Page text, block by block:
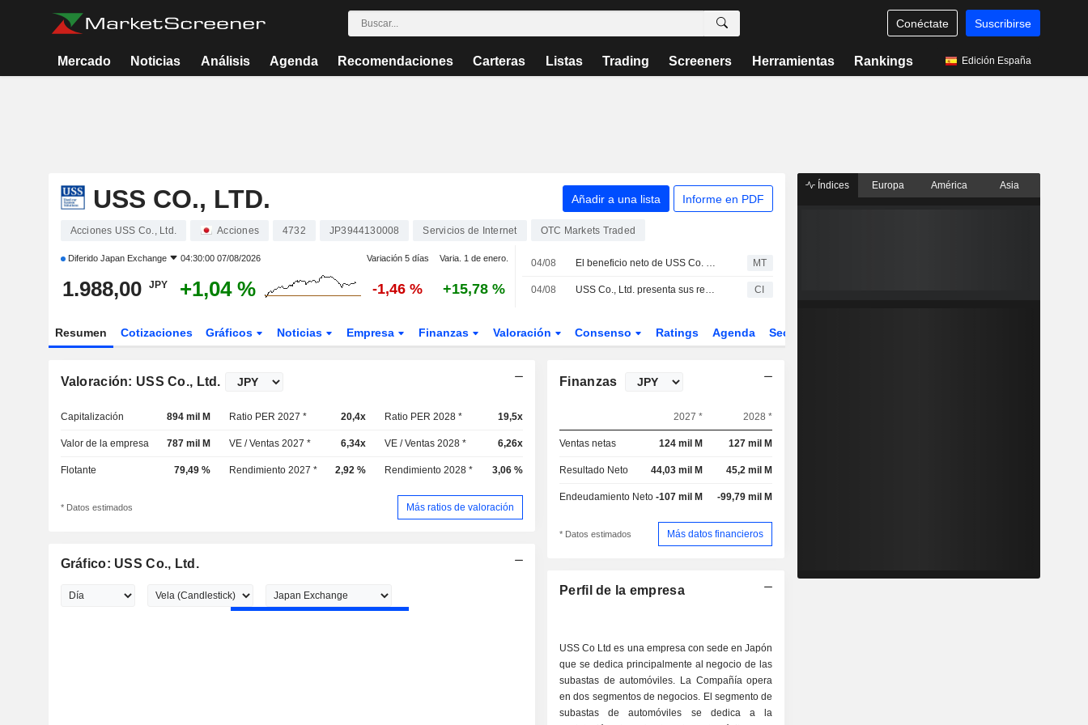
Conéctate Suscribirse
Mercado Noticias Análisis Agenda Recomendaciones Carteras Listas Trading Screeners Herramientas Rankings Edición España
USS CO., LTD. Añadir a una lista Informe en PDF
Acciones USS Co., Ltd. Acciones 4732 JP3944130008 Servicios de Internet OTC Markets Traded
Diferido Japan Exchange 04:30:00 07/08/2026 Variación 5 días Varia. 1 de enero.
1.988,00 JPY +1,04 % -1,46 % +15,78 %
04/08 El beneficio neto de USS Co. crece un 7% en el primer trimestre fiscal MT
04/08 USS Co., Ltd. presenta sus resultados del primer trimestre finalizado el 30 de junio de 2026 CI
Resumen Cotizaciones Gráficos Noticias Empresa Finanzas Valoración Consenso Ratings Agenda Sector
Valoración: USS Co., Ltd.
Capitalización 894 mil M Ratio PER 2027 * 20,4x Ratio PER 2028 * 19,5x
Valor de la empresa 787 mil M VE / Ventas 2027 * 6,34x VE / Ventas 2028 * 6,26x
Flotante 79,49 % Rendimiento 2027 * 2,92 % Rendimiento 2028 * 3,06 %
* Datos estimados Más ratios de valoración
Gráfico: USS Co., Ltd.
Finanzas
2027 * 2028 *
Ventas netas 124 mil M 127 mil M
Resultado Neto 44,03 mil M 45,2 mil M
Endeudamiento Neto -107 mil M -99,79 mil M
* Datos estimados Más datos financieros
Perfil de la empresa
USS Co Ltd es una empresa con sede en Japón
que se dedica principalmente al negocio de las
subastas de automóviles. La Compañía opera
en dos segmentos de negocios. El segmento de
subastas de automóviles se dedica a la
Índices Europa América Asia